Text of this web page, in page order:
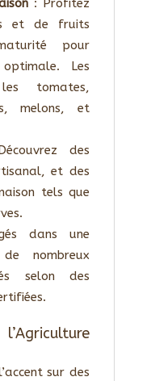
: Profitez
et de fruits
pour
Les
tomates,
melons, et
des
et des
tels que
dans une
nombreux
selon des
sur des